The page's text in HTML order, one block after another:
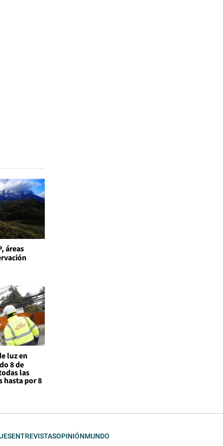
áreas
luz en
8 de
las
hasta por 8
ENTREVISTASOPINIÓNMUNDO